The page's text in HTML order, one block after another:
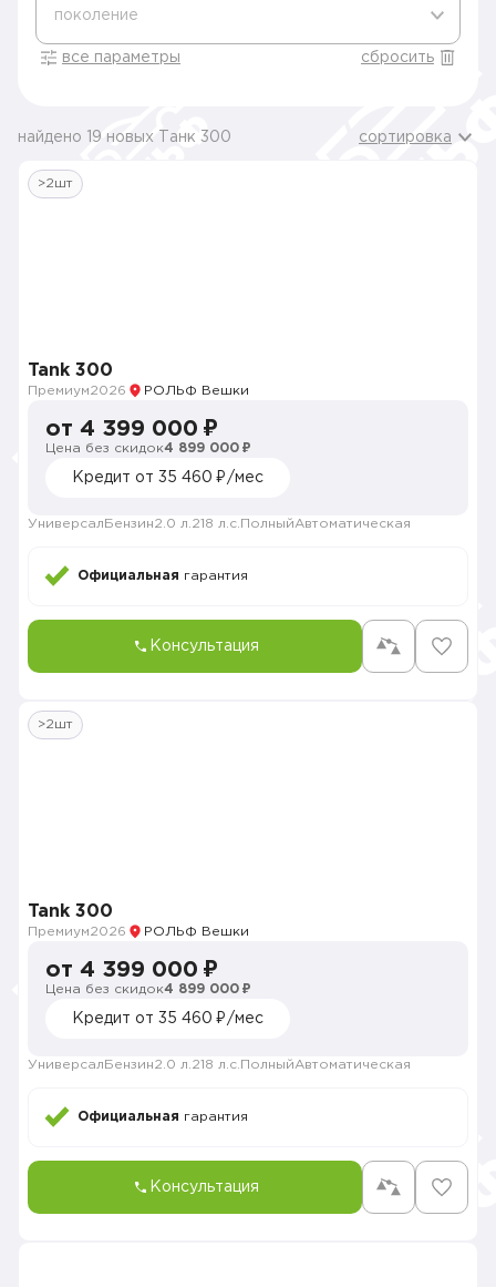
поколение
все параметры сбросить
найдено 19 новых Танк 300 сортировка
>2шт
Tank 300
Премиум2026 РОЛЬФ Вешки
от 4 399 000 ₽
Цена без скидок4 899 000 ₽
Кредит от 35 460 ₽/мес
Универсал Бензин2.0 л. 218 л.с. ПолныйАвтоматическая
Официальная гарантия
Консультация
>2шт
Tank 300
Премиум2026 РОЛЬФ Вешки
от 4 399 000 ₽
Цена без скидок4 899 000 ₽
Кредит от 35 460 ₽/мес
Универсал Бензин2.0 л. 218 л.с. ПолныйАвтоматическая
Официальная гарантия
Консультация